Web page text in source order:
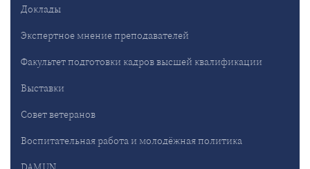
Доклады
Экспертное мнение преподавателей
Факультет подготовки кадров высшей квалификации
Выставки
Совет ветеранов
Воспитательная работа и молодёжная политика